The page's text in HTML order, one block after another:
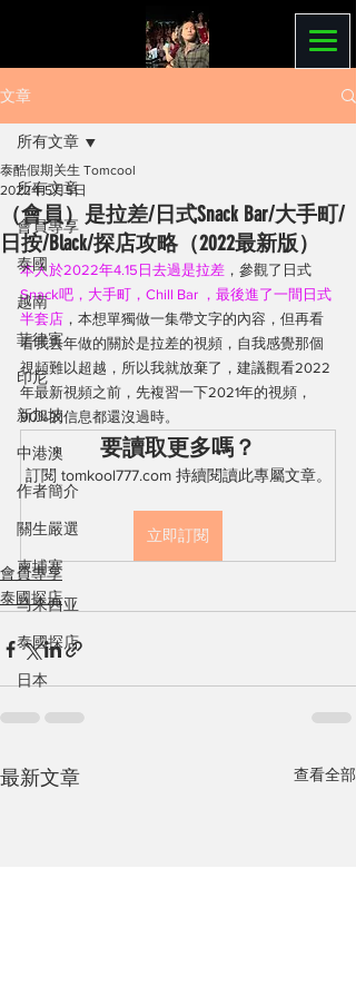
文章
所有文章
會員專享
泰國
越南
菲律賓
印尼
新加坡
中港澳
作者簡介
關生嚴選
柬埔寨
马来西亚
泰國探店
日本
所有文章
（會員）是拉差/日式Snack Bar/大手町/
日按/Black/探店攻略（2022最新版）
泰酷假期关生 Tomcool
2022年5月5日
本人於2022年4.15日去過是拉差 ，參觀了日式
Snack吧，大手町，Chill Bar ，最後進了一間日式
半套店 ，本想單獨做一集帶文字的內容，但再看
看我去年做的關於是拉差的視頻，自我感覺那個
視頻難以超越，所以我就放棄了，建議觀看2022
年最新視頻之前，先複習一下2021年的視頻，
90%的信息都還沒過時。
要讀取更多嗎？
訂閱 tomkool777.com 持續閱讀此專屬文章。
立即訂閱
會員專享
泰國探店
最新文章 查看全部